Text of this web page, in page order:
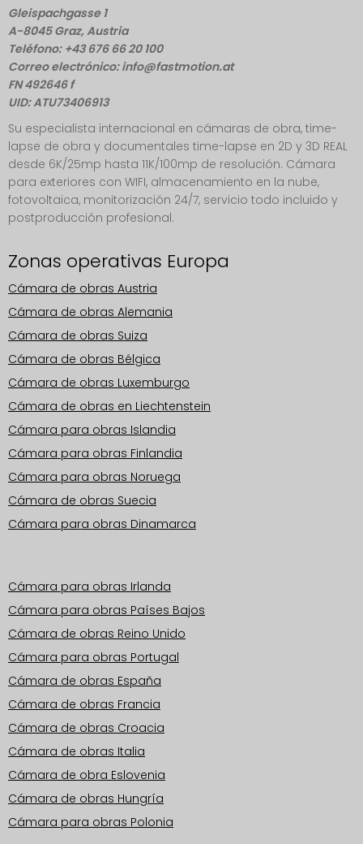
Gleispachgasse 1
A-8045 Graz, Austria
Teléfono: +43 676 66 20 100
Correo electrónico: info@fastmotion.at
FN 492646 f
UID: ATU73406913
Su especialista internacional en cámaras de obra, time-
lapse de obra y documentales time-lapse en 2D y 3D REAL
desde 6K/25mp hasta 11K/100mp de resolución. Cámara
para exteriores con WIFI, almacenamiento en la nube,
fotovoltaica, monitorización 24/7, servicio todo incluido y
postproducción profesional.
Zonas operativas Europa
Cámara de obras Austria
Cámara de obras Alemania
Cámara de obras Suiza
Cámara de obras Bélgica
Cámara de obras Luxemburgo
Cámara de obras en Liechtenstein
Cámara para obras Islandia
Cámara para obras Finlandia
Cámara para obras Noruega
Cámara de obras Suecia
Cámara para obras Dinamarca
Cámara para obras Irlanda
Cámara para obras Países Bajos
Cámara de obras Reino Unido
Cámara para obras Portugal
Cámara de obras España
Cámara de obras Francia
Cámara de obras Croacia
Cámara de obras Italia
Cámara de obra Eslovenia
Cámara de obras Hungría
Cámara para obras Polonia